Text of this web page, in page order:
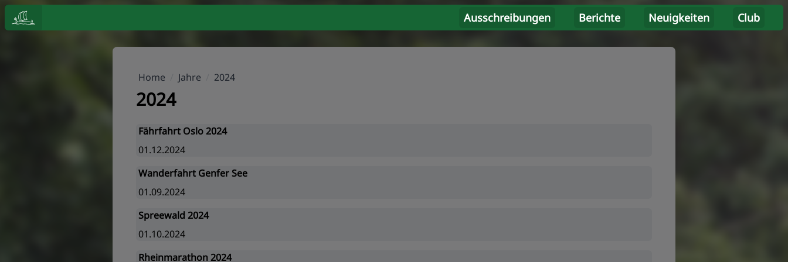
Ausschreibungen Berichte Neuigkeiten Club
Home Jahre 2024
2024
Fährfahrt Oslo 2024
01.12.2024
Wanderfahrt Genfer See
01.09.2024
Spreewald 2024
01.10.2024
Rheinmarathon 2024